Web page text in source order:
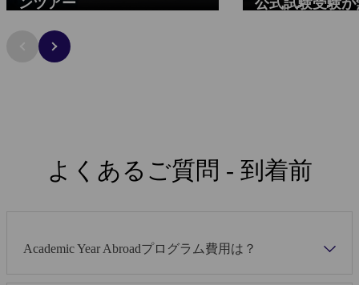
到着後すぐに馴染めるよう、個別オリエ
ンテーションと街のウェルカムツアーを
IELTS の受験が無料に
よくあるご質問 - 到着前
Academic Year Abroadプログラム費用は？